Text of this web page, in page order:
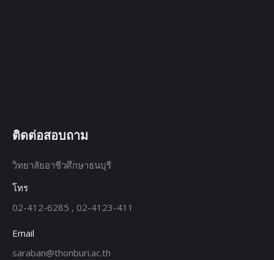
ติดต่อสอบถาม
วิทยาลัยอาชีวศึกษาธนบุรี
โทร
02-412-6285 , 02-4123-411
Email
saraban@thonburi.ac.th